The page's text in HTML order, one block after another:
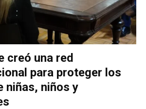
creó una red
para proteger los
niñas, niños y